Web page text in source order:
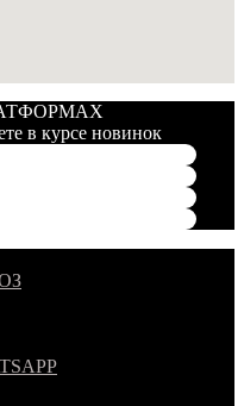
в курсе новинок